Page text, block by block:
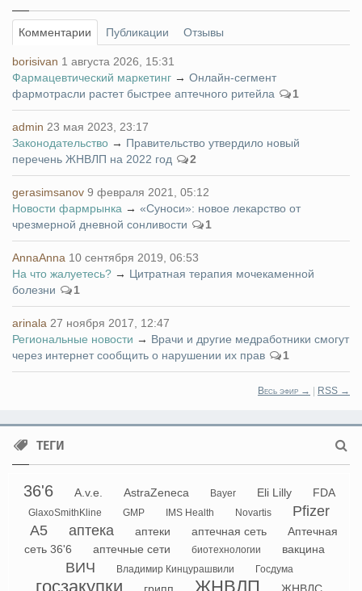
Комментарии Публикации Отзывы
borisivan 1 августа 2026, 15:31
Фармацевтический маркетинг → Онлайн-сегмент
фармотрасли растет быстрее аптечного ритейла
1
admin 23 мая 2023, 23:17
Законодательство → Правительство утвердило новый
перечень ЖНВЛП на 2022 год
2
gerasimsanov 9 февраля 2021, 05:12
Новости фармрынка → «Суноси»: новое лекарство от
чрезмерной дневной сонливости
1
AnnaAnna 10 сентября 2019, 06:53
На что жалуетесь? → Цитратная терапия мочекаменной
болезни
1
arinala 27 ноября 2017, 12:47
Региональные новости → Врачи и другие медработники смогут
через интернет сообщить о нарушении их прав
1
Весь эфир → RSS →
ТЕГИ
36'6 A.v.e. AstraZeneca Bayer Eli Lilly FDA
GlaxoSmithKline GMP IMS Health Novartis
Pfizer
А5
аптека аптеки аптечная сеть
Аптечная
сеть 36'6
аптечные сети биотехнологии вакцина
ВИЧ Владимир Кинцурашвили Госдума
госзакупки ЖНВЛП